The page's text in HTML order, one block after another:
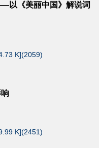
以《美丽中国》解说词
K](2059)
K](2451)